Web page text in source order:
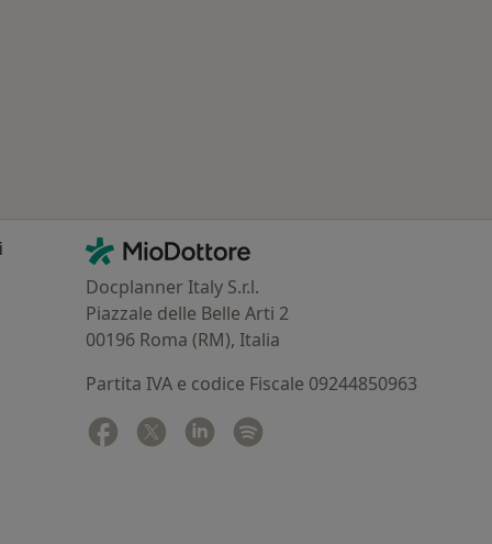
Contatti
MioDottore - Homepage
Docplanner Italy S.r.l.
Piazzale delle Belle Arti 2
00196 Roma (RM), Italia
Partita IVA e codice Fiscale 09244850963
Facebook
si apre in una nuova scheda
Twitter
si apre in una nuova scheda
Linkedin
si apre in una nuova scheda